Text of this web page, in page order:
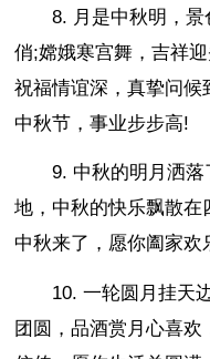
8. 月是中秋明，
俏;嫦娥寒宫舞，吉祥
祝福情谊深，真挚问
中秋节，事业步步高!
9. 中秋的明月洒
地，中秋的快乐飘散在
中秋来了，愿你阖家
10. 一轮圆月挂天
团圆，品酒赏月心喜